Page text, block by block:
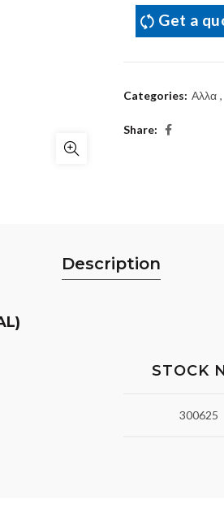
Get a
Categories: Αλλα ,
Share
Description
STOCK
300625